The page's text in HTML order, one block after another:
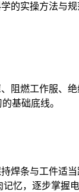
实操方法与规
阻燃工作服、
基础底线。
焊条与工件适
忆，逐步掌握